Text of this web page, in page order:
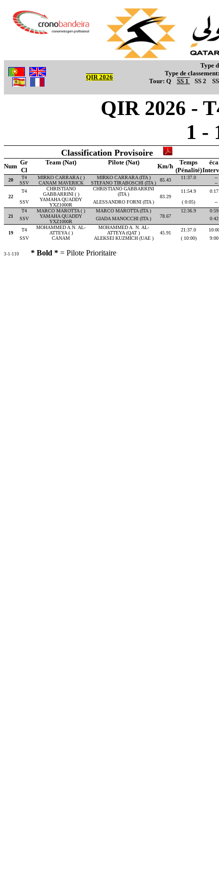
QIR 2026
Type
Type de
Tour: Q SS 1 SS 2
QIR 2026 -
1 -
Classification Provisoire
Num
Gr Team (Nat) Pilote (Nat)
Km/h
Temps
Cl
(Pénalité)
20 T4 MIRKO CARRARA ( ) MIRKO CARRARA (ITA ) 85.43 11:37.0
--
SSV
CANAM MAVERICK STEFANO TIRABOSCHI (ITA ) --
22
T4
CHRISTIANO
GABBARRINI ( )
CHRISTIANO GABBARRINI
(ITA )
83.29
11:54.9
SSV
YAMAHA QUADDY
YXZ1000R
ALESSANDRO FORNI (ITA ) ( 0:05) --
21
T4 MARCO MAROTTA ( )
MARCO MAROTTA (ITA )
78.67
12:36.9
SSV
YAMAHA QUADDY
YXZ1000R
GIADA MANOCCHI (ITA )
19
T4
MOHAMMED A.N. AL-
ATTEYA ( )
MOHAMMED A. N. AL-
ATTEYA (QAT )
45.91
21:37.0
SSV
CANAM ALEKSEI KUZMICH (UAE ) ( 10:00)
3-1-110 * Bold * = Pilote Prioritaire